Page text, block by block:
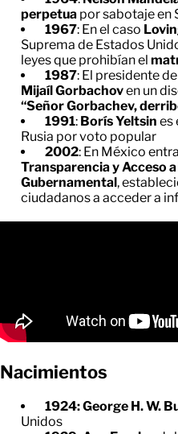
perpetua por sabotaje en
1967: En el caso
Suprema de Estados
leyes que prohibían el
1987: El presidente de
Mijaíl Gorbachoven un
“Señor Gorbachev,
1991: Borís Yeltsin es
Rusia por voto popular
2002: En México
Transparencia y Acceso
Gubernamental,
ciudadanos a acceder a
Nacimientos
1924: George H. W.
Unidos